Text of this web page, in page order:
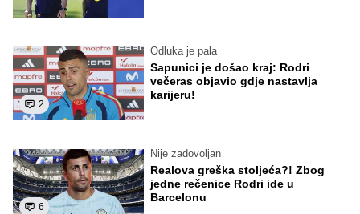
2
Odluka je pala
Sapunici je došao kraj: Rodri
večeras objavio gdje nastavlja
karijeru!
6
Nije zadovoljan
Realova greška stoljeća?! Zbog
jedne rečenice Rodri ide u
Barcelonu